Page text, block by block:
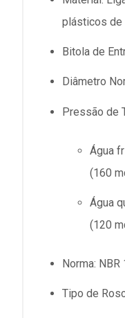
plásticos de
Bitola de
Diâmetro
Pressão de
Água
(160
Água
(120
Norma:
Tipo de